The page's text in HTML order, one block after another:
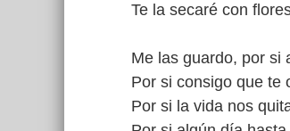
Te la secaré con
Me las guardo, por si
Por si consigo que te
Por si la vida nos